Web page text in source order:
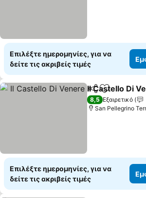
Επιλέξτε ημερομηνίες, για να
δείτε τις ακριβείς τιμές
Κοινοποίηση
Προσθήκη
Il Castello Di
8,5 Εξαιρετικό
San Pellegrino
Επιλέξτε ημερομηνίες, για να
δείτε τις ακριβείς τιμές